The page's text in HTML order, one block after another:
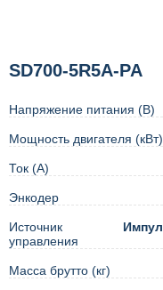
SD700-5R5A-PA
Напряжение питания (В)
Мощность двигателя (кВт)
Ток (А)
Энкодер
Источник
управления
Масса брутто (кг)